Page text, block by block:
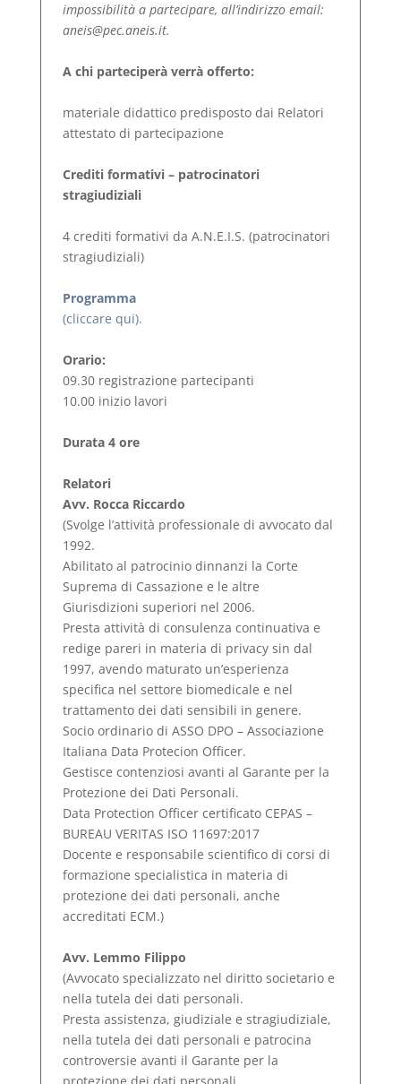
impossibilità a partecipare, all’indirizzo email:
aneis@pec.aneis.it.
A chi parteciperà verrà offerto:
materiale didattico predisposto dai Relatori
attestato di partecipazione
Crediti formativi – patrocinatori
stragiudiziali
4 crediti formativi da A.N.E.I.S. (patrocinatori
stragiudiziali)
Programma
(cliccare qui).
Orario:
09.30 registrazione partecipanti
10.00 inizio lavori
Durata 4 ore
Relatori
Avv. Rocca Riccardo
(Svolge l’attività professionale di avvocato dal
1992.
Abilitato al patrocinio dinnanzi la Corte
Suprema di Cassazione e le altre
Giurisdizioni superiori nel 2006.
Presta attività di consulenza continuativa e
redige pareri in materia di privacy sin dal
1997, avendo maturato un’esperienza
specifica nel settore biomedicale e nel
trattamento dei dati sensibili in genere.
Socio ordinario di ASSO DPO – Associazione
Italiana Data Protecion Officer.
Gestisce contenziosi avanti al Garante per la
Protezione dei Dati Personali.
Data Protection Officer certificato CEPAS –
BUREAU VERITAS ISO 11697:2017
Docente e responsabile scientifico di corsi di
formazione specialistica in materia di
protezione dei dati personali, anche
accreditati ECM.)
Avv. Lemmo Filippo
(Avvocato specializzato nel diritto societario e
nella tutela dei dati personali.
Presta assistenza, giudiziale e stragiudiziale,
nella tutela dei dati personali e patrocina
controversie avanti il Garante per la